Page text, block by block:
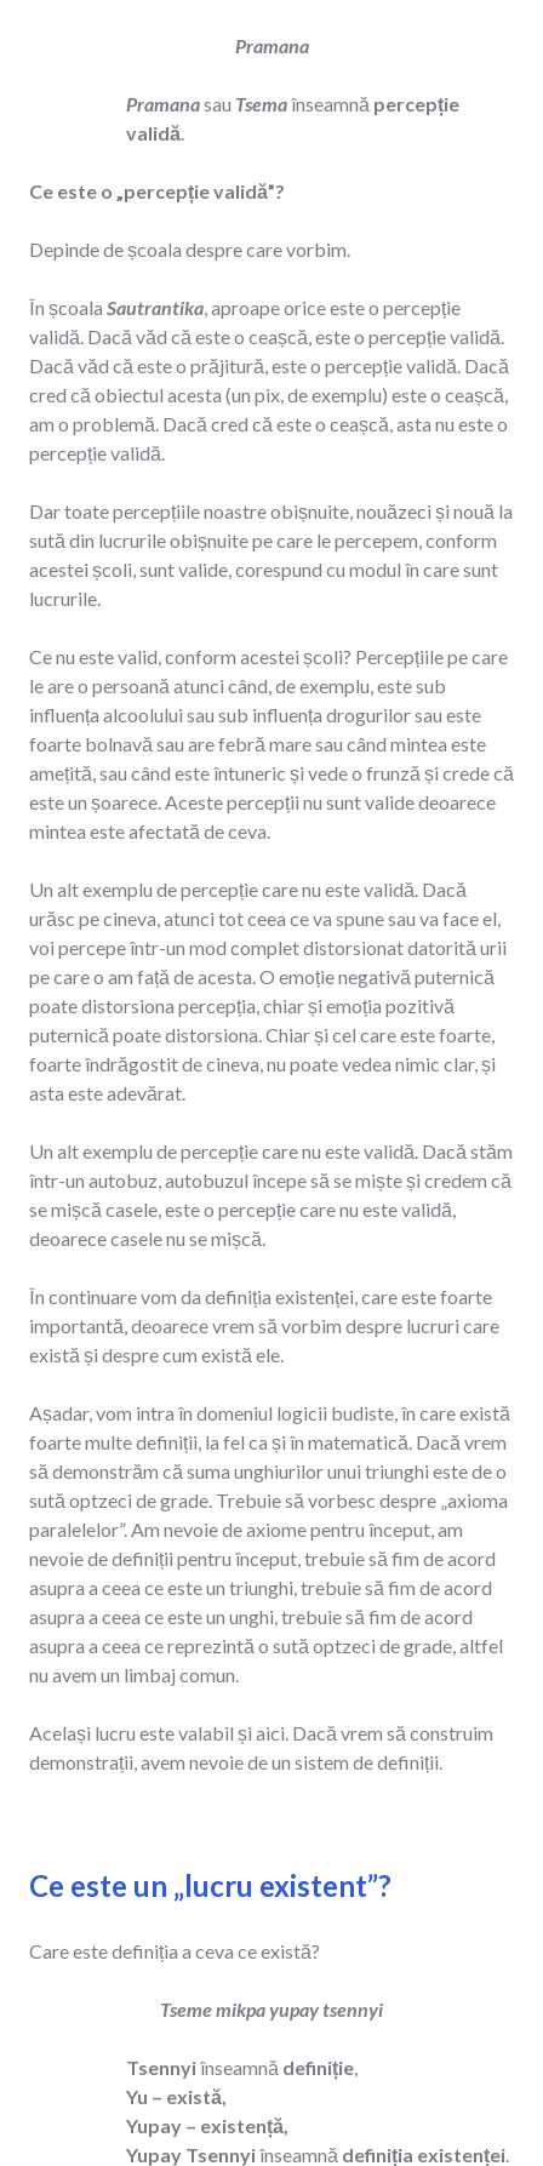
Pramana
Pramanasau Tsemaînseamnă percepție
validă.
Ce este o „percepție validă”?
Depinde de școala despre care vorbim.
În școala Sautrantika, aproape orice este o percepție
validă. Dacă văd că este o ceașcă, este o percepție validă.
Dacă văd că este o prăjitură, este o percepție validă. Dacă
cred că obiectul acesta (un pix, de exemplu) este o ceașcă,
am o problemă. Dacă cred că este o ceașcă, asta nu este o
percepție validă.
Dar toate percepțiile noastre obișnuite, nouăzeci și nouă la
sută din lucrurile obișnuite pe care le percepem, conform
acestei școli, sunt valide, corespund cu modul în care sunt
lucrurile.
Ce nu este valid, conform acestei școli? Percepțiile pe care
le are o persoană atunci când, de exemplu, este sub
influența alcoolului sau sub influența drogurilor sau este
foarte bolnavă sau are febră mare sau când mintea este
amețită, sau când este întuneric și vede o frunză și crede că
este un șoarece. Aceste percepții nu sunt valide deoarece
mintea este afectată de ceva.
Un alt exemplu de percepție care nu este validă. Dacă
urăsc pe cineva, atunci tot ceea ce va spune sau va face el,
voi percepe într-un mod complet distorsionat datorită urii
pe care o am față de acesta. O emoție negativă puternică
poate distorsiona percepția, chiar și emoția pozitivă
puternică poate distorsiona. Chiar și cel care este foarte,
foarte îndrăgostit de cineva, nu poate vedea nimic clar, și
asta este adevărat.
Un alt exemplu de percepție care nu este validă. Dacă stăm
într-un autobuz, autobuzul începe să se miște și credem că
se mișcă casele, este o percepție care nu este validă,
deoarece casele nu se mișcă.
În continuare vom da definiția existenței, care este foarte
importantă, deoarece vrem să vorbim despre lucruri care
există și despre cum există ele.
Așadar, vom intra în domeniul logicii budiste, în care există
foarte multe definiții, la fel ca și în matematică. Dacă vrem
să demonstrăm că suma unghiurilor unui triunghi este de o
sută optzeci de grade. Trebuie să vorbesc despre „axioma
paralelelor”. Am nevoie de axiome pentru început, am
nevoie de definiții pentru început, trebuie să fim de acord
asupra a ceea ce este un triunghi, trebuie să fim de acord
asupra a ceea ce este un unghi, trebuie să fim de acord
asupra a ceea ce reprezintă o sută optzeci de grade, altfel
nu avem un limbaj comun.
Același lucru este valabil și aici. Dacă vrem să construim
demonstrații, avem nevoie de un sistem de definiții.
Ce este un „lucru existent”?
Care este definiția a ceva ce există?
Tseme mikpa yupay tsennyi
Tsennyiînseamnă definiție,
Yu – există,
Yupay – existență,
Yupay Tsennyiînseamnă definiția existenței.